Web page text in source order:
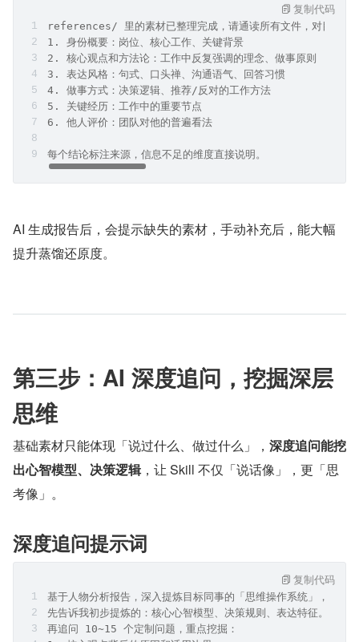
references/ 里的素材已整理完成，请通读所有文件，对目标
1. 身份概要：岗位、核心工作、关键背景
2. 核心观点和方法论：工作中反复强调的理念、做事原则
3. 表达风格：句式、口头禅、沟通语气、回答习惯
4. 做事方式：决策逻辑、推荐/反对的工作方法
5. 关键经历：工作中的重要节点
6. 他人评价：团队对他的普遍看法
每个结论标注来源，信息不足的维度直接说明。
复制代码
AI 生成报告后，会提示缺失的素材，手动补充后，能大幅
提升蒸馏还原度。
第三步：AI 深度追问，挖掘深层
思维
基础素材只能体现「说过什么、做过什么」， 深度追问能挖
出心智模型、决策逻辑，让 Skill 不仅「说话像」，更「思
考像」。
深度追问提示词
基于人物分析报告，深入提炼目标同事的「思维操作系统」，包括
先告诉我初步提炼的：核心心智模型、决策规则、表达特征。
再追问 10~15 个定制问题，重点挖掘：
复制代码